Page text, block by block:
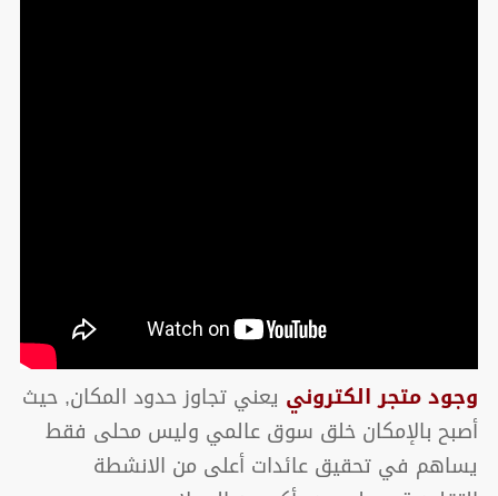
وجود متجر الكتروني يعني تجاوز حدود المكان, حيث
أصبح بالإمكان خلق سوق عالمي وليس محلى فقط
يساهم في تحقيق عائدات أعلى من الانشطة